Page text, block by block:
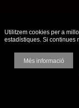
Utilitzem cookies per a
estadístiques. Si continues
Més informació